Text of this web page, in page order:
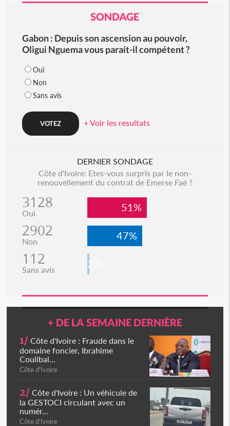
SONDAGE
Gabon : Depuis son ascension au pouvoir,
Oligui Nguema vous parait-il compétent ?
Oui
Non
Sans avis
+ Voir les resultats
DERNIER SONDAGE
Côte d'Ivoire: Etes-vous surpris par le non-
renouvellement du contrat de Emerse Faé ?
3128
Oui 51%
2902
Non 47%
112
Sans avis 2%
+ DE LA SEMAINE DERNIÈRE
1/ Côte d'Ivoire : Fraude dans le
domaine foncier, Ibrahime
Coulibal...
Côte d'Ivoire
2/ Côte d'Ivoire : Un véhicule de
la GESTOCI circulant avec un
numér...
Côte d'Ivoire